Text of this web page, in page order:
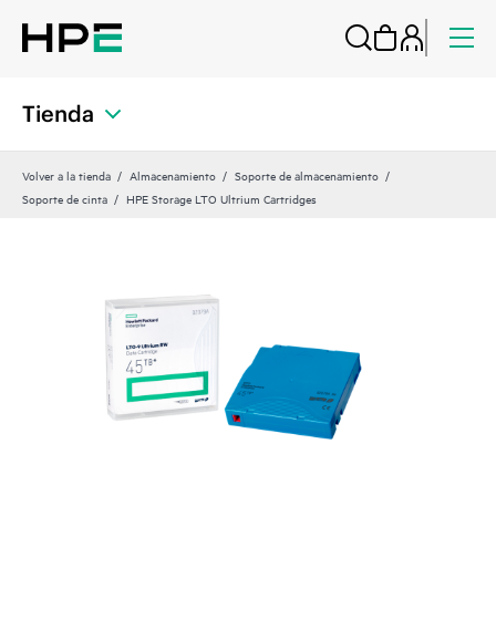
Tienda
Volver a la tienda Almacenamiento
Soporte de almacenamiento
Soporte de cinta
HPE Storage LTO Ultrium Cartridges